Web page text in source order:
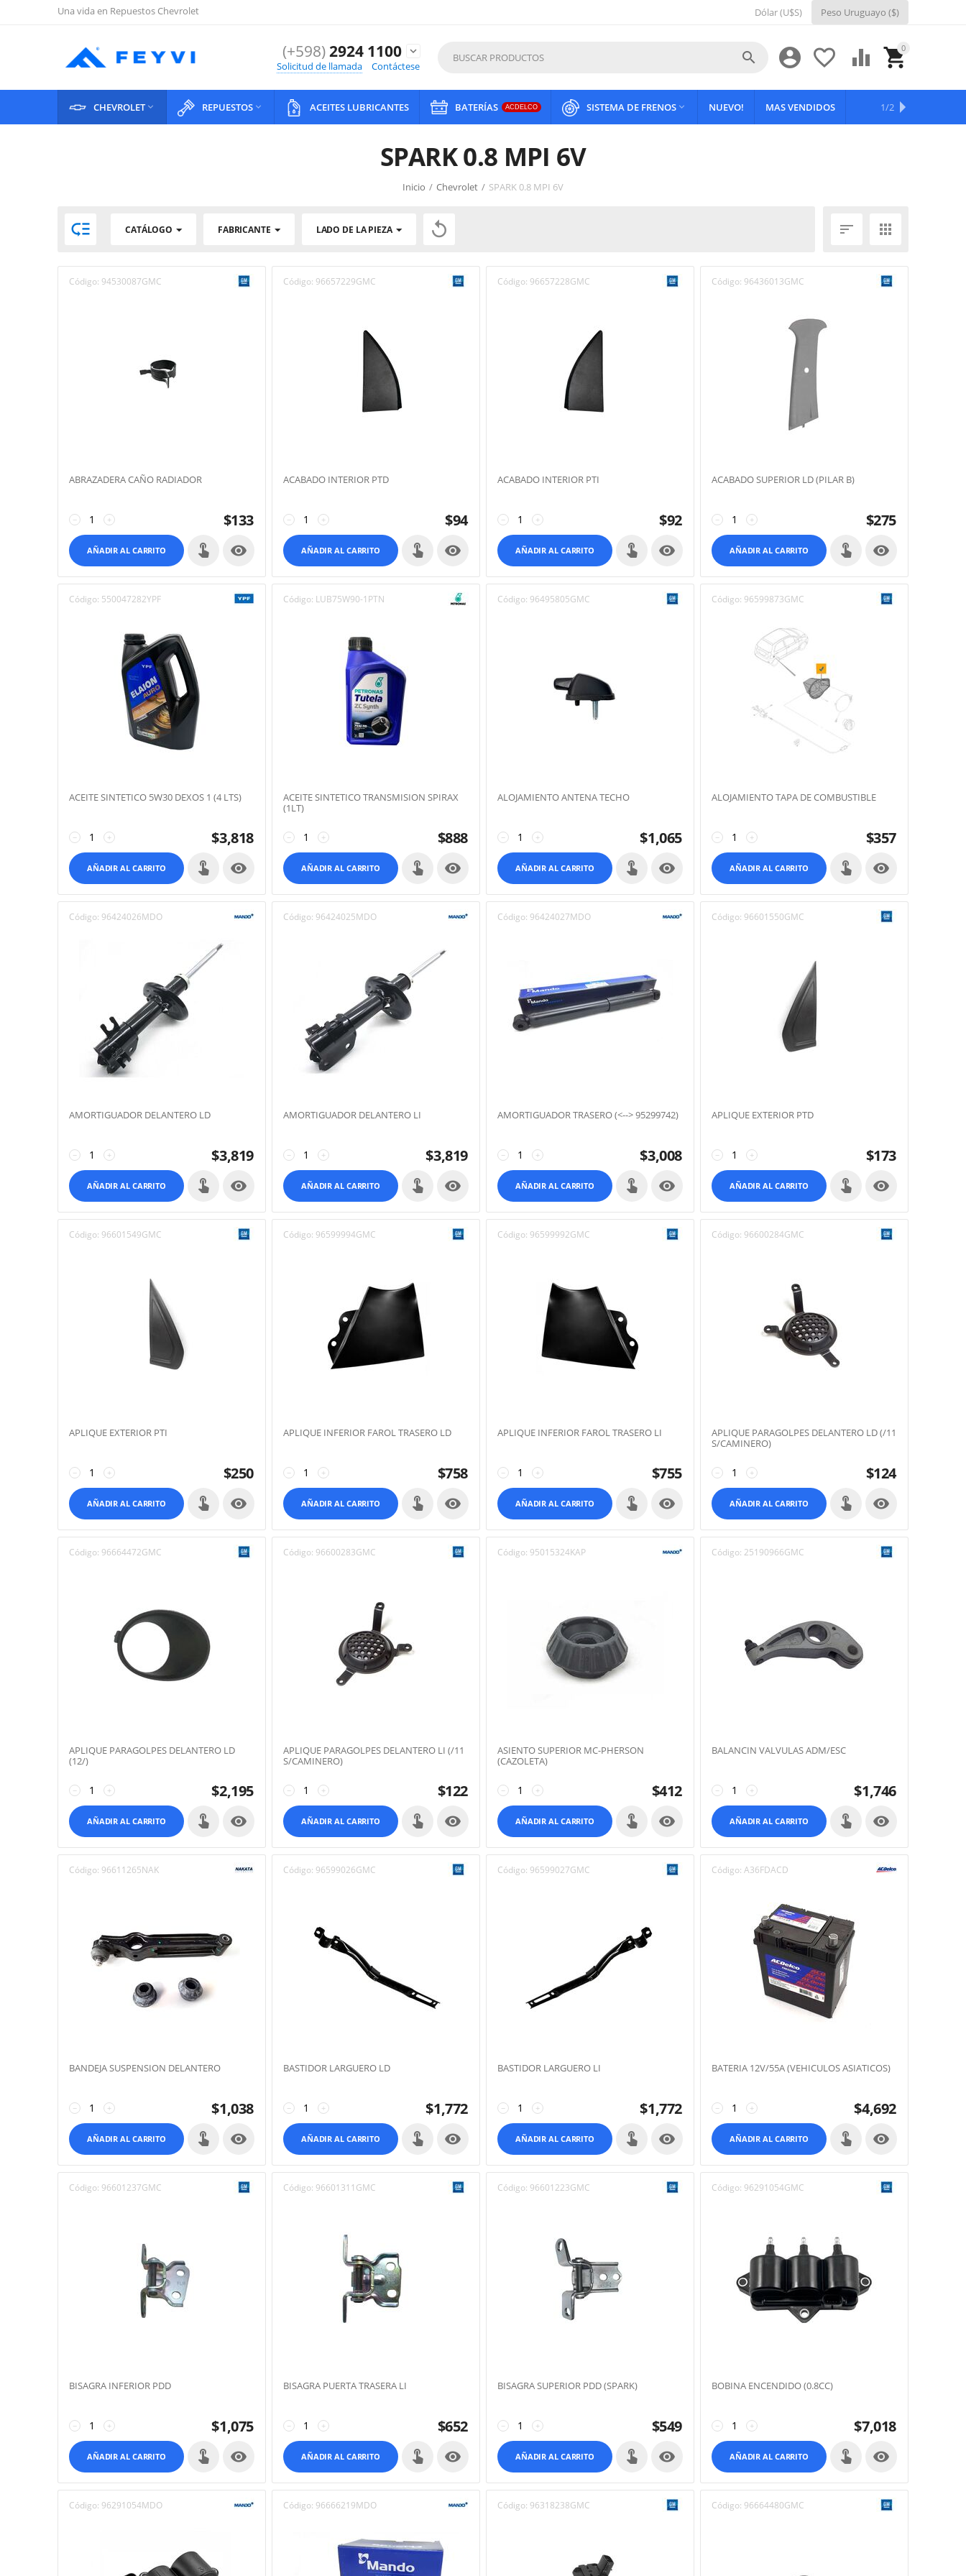
Una vida en Repuestos Chevrolet Dólar (U$S) Peso Uruguayo ($)
(+598)2924 1100
expand_more
Solicitud de llamada
Contáctese
0

 


CHEVROLET REPUESTOS  ACEITES LUBRICANTES BATERÍAS ACDELCO SISTEMA DE FRENOS  NUEVO! MAS VENDIDOS OFERTAS
1/2
SPARK 0.8 MPI 6V
Inicio / Chevrolet / SPARK 0.8 MPI 6V
 CATÁLOGO FABRICANTE LADO DE LA PIEZA   
Código: 94530087GMC
ABRAZADERA CAÑO RADIADOR
+
− $133
AÑADIR AL CARRITO 
Código: 96657229GMC
ACABADO INTERIOR PTD
+
− $94
AÑADIR AL CARRITO 
Código: 96657228GMC
ACABADO INTERIOR PTI
+
− $92
AÑADIR AL CARRITO 
Código: 96436013GMC
ACABADO SUPERIOR LD (PILAR B)
+
− $275
AÑADIR AL CARRITO 
Código: 550047282YPF
ACEITE SINTETICO 5W30 DEXOS 1 (4 LTS)
+
− $3,818
AÑADIR AL CARRITO 
Código: LUB75W90-1PTN
ACEITE SINTETICO TRANSMISION SPIRAX
(1LT)
+
− $888
AÑADIR AL CARRITO 
Código: 96495805GMC
ALOJAMIENTO ANTENA TECHO
+
− $1,065
AÑADIR AL CARRITO 
Código: 96599873GMC
ALOJAMIENTO TAPA DE COMBUSTIBLE
+
− $357
AÑADIR AL CARRITO 
Código: 96424026MDO
AMORTIGUADOR DELANTERO LD
+
− $3,819
AÑADIR AL CARRITO 
Código: 96424025MDO
AMORTIGUADOR DELANTERO LI
+
− $3,819
AÑADIR AL CARRITO 
Código: 96424027MDO
AMORTIGUADOR TRASERO (<--> 95299742)
+
− $3,008
AÑADIR AL CARRITO 
Código: 96601550GMC
APLIQUE EXTERIOR PTD
+
− $173
AÑADIR AL CARRITO 
Código: 96601549GMC
APLIQUE EXTERIOR PTI
+
− $250
AÑADIR AL CARRITO 
Código: 96599994GMC
APLIQUE INFERIOR FAROL TRASERO LD
+
− $758
AÑADIR AL CARRITO 
Código: 96599992GMC
APLIQUE INFERIOR FAROL TRASERO LI
+
− $755
AÑADIR AL CARRITO 
Código: 96600284GMC
APLIQUE PARAGOLPES DELANTERO LD (/11
S/CAMINERO)
+
− $124
AÑADIR AL CARRITO 
Código: 96664472GMC
APLIQUE PARAGOLPES DELANTERO LD
(12/)
+
− $2,195
AÑADIR AL CARRITO 
Código: 96600283GMC
APLIQUE PARAGOLPES DELANTERO LI (/11
S/CAMINERO)
+
− $122
AÑADIR AL CARRITO 
Código: 95015324KAP
ASIENTO SUPERIOR MC-PHERSON
(CAZOLETA)
+
− $412
AÑADIR AL CARRITO 
Código: 25190966GMC
BALANCIN VALVULAS ADM/ESC
+
− $1,746
AÑADIR AL CARRITO 
Código: 96611265NAK
BANDEJA SUSPENSION DELANTERO
+
− $1,038
AÑADIR AL CARRITO 
Código: 96599026GMC
BASTIDOR LARGUERO LD
+
− $1,772
AÑADIR AL CARRITO 
Código: 96599027GMC
BASTIDOR LARGUERO LI
+
− $1,772
AÑADIR AL CARRITO 
Código: A36FDACD
BATERIA 12V/55A (VEHICULOS ASIATICOS)
+
− $4,692
AÑADIR AL CARRITO 
Código: 96601237GMC
BISAGRA INFERIOR PDD
+
− $1,075
AÑADIR AL CARRITO 
Código: 96601311GMC
BISAGRA PUERTA TRASERA LI
+
− $652
AÑADIR AL CARRITO 
Código: 96601223GMC
BISAGRA SUPERIOR PDD (SPARK)
+
− $549
AÑADIR AL CARRITO 
Código: 96291054GMC
BOBINA ENCENDIDO (0.8CC)
+
− $7,018
AÑADIR AL CARRITO 
Código: 96291054MDO Código: 96666219MDO Código: 96318238GMC Código: 96664480GMC